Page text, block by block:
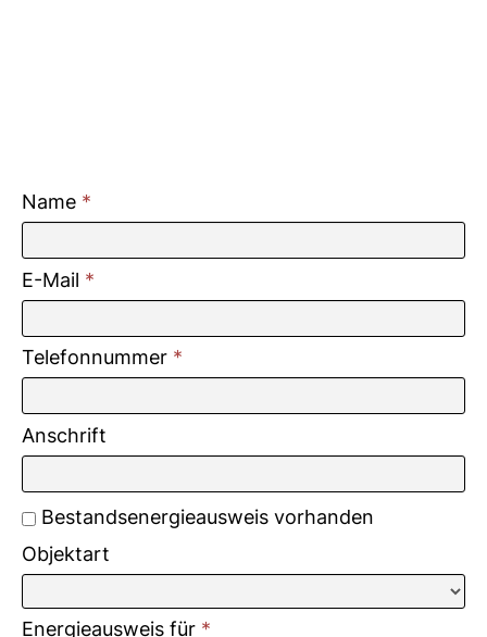
Name *
E-Mail *
Telefonnummer *
Anschrift
Bestandsenergieausweis vorhanden
Objektart
Energieausweis für *